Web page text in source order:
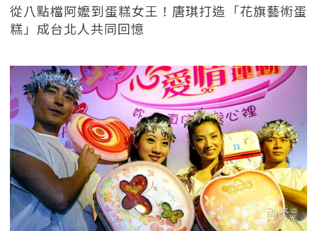
從八點檔阿嬤到蛋糕女王！唐琪打造「花旗藝術蛋
糕」成台北人共同回憶